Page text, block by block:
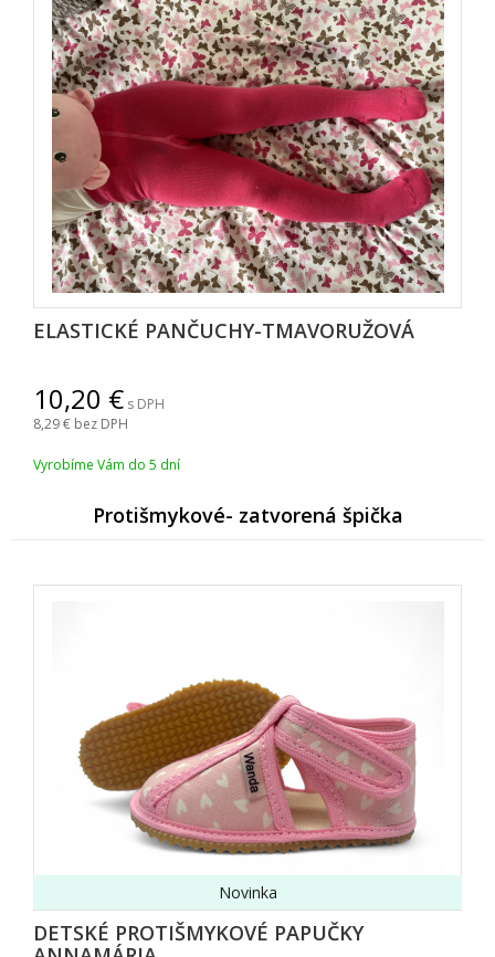
ELASTICKÉ PANČUCHY-TMAVORUŽOVÁ
10,20
s DPH
8,29 bez DPH
Vyrobíme Vám do 5 dní
Protišmykové- zatvorená špička
DETSKÉ PROTIŠMYKOVÉ PAPUČKY
Novinka